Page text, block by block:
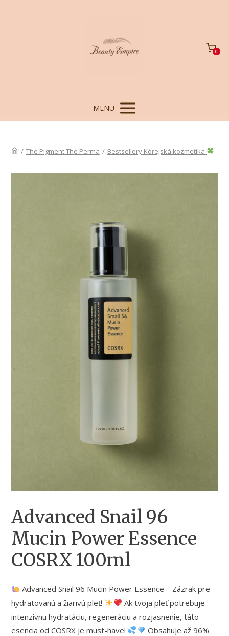
0
MENU
/ The Pigment The Perma / Bestsellery Kórejská kozmetika
Advanced Snail 96
Mucin Power Essence
COSRX 100ml
Advanced Snail 96 Mucin Power Essence – Zázrak pre
hydratovanú a žiarivú pleť!
Ak tvoja pleť potrebuje
intenzívnu hydratáciu, regeneráciu a rozjasnenie, táto
esencia od COSRX je must-have!
Obsahuje až 96%